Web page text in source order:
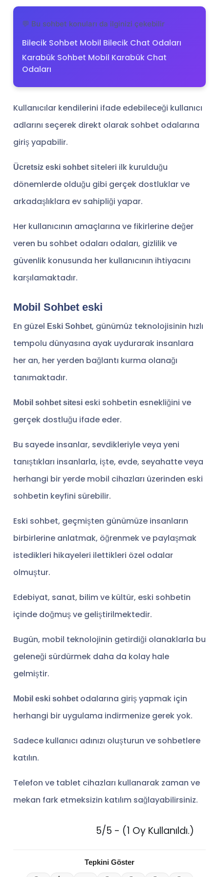
💬 Bu sohbet konuları da ilginizi çekebilir
Bilecik Sohbet Mobil Bilecik Chat Odaları
Karabük Sohbet Mobil Karabük Chat
Odaları
Kullanıcılar kendilerini ifade edebileceği kullanıcı
adlarını seçerek direkt olarak sohbet odalarına
giriş yapabilir.
Ücretsiz eski sohbet siteleri ilk kurulduğu
dönemlerde olduğu gibi gerçek dostluklar ve
arkadaşlıklara ev sahipliği yapar.
Her kullanıcının amaçlarına ve fikirlerine değer
veren bu sohbet odaları odaları, gizlilik ve
güvenlik konusunda her kullanıcının ihtiyacını
karşılamaktadır.
Mobil Sohbet eski
En güzel Eski Sohbet, günümüz teknolojisinin hızlı
tempolu dünyasına ayak uydurarak insanlara
her an, her yerden bağlantı kurma olanağı
tanımaktadır.
Mobil sohbet sitesi eski sohbetin esnekliğini ve
gerçek dostluğu ifade eder.
Bu sayede insanlar, sevdikleriyle veya yeni
tanıştıkları insanlarla, işte, evde, seyahatte veya
herhangi bir yerde mobil cihazları üzerinden eski
sohbetin keyfini sürebilir.
Eski sohbet, geçmişten günümüze insanların
birbirlerine anlatmak, öğrenmek ve paylaşmak
istedikleri hikayeleri ilettikleri özel odalar
olmuştur.
Edebiyat, sanat, bilim ve kültür, eski sohbetin
içinde doğmuş ve geliştirilmektedir.
Bugün, mobil teknolojinin getirdiği olanaklarla bu
geleneği sürdürmek daha da kolay hale
gelmiştir.
Mobil eski sohbet odalarına giriş yapmak için
herhangi bir uygulama indirmenize gerek yok.
Sadece kullanıcı adınızı oluşturun ve sohbetlere
katılın.
Telefon ve tablet cihazları kullanarak zaman ve
mekan fark etmeksizin katılım sağlayabilirsiniz.
5/5 - (1 Oy Kullanıldı.)
Tepkini Göster